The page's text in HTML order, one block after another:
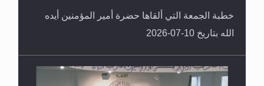
خطبة الجمعة التي ألقاها حضرة أمير المؤمنين أيده
الله بتاريخ 10-07-2026